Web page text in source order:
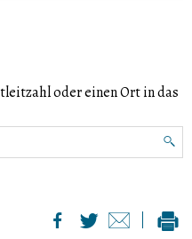
oder einen Ort in das